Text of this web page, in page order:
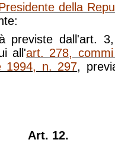
della
dall'art.
all'art. 278,
1994, n. 297,
Art. 12.